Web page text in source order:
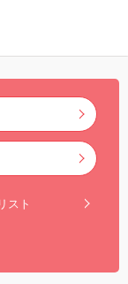
スト